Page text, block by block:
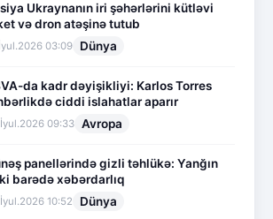
Ukraynanın iri şəhərlərini kütləvi
və dron atəşinə tutub
03:09 Dünya
da kadr dəyişikliyi: Karlos Torres
ciddi islahatlar aparır
09:33 Avropa
panellərində gizli təhlükə: Yanğın
barədə xəbərdarlıq
10:52 Dünya